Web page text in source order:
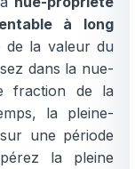
à long
de la valeur du
dans la nue-
fraction de la
la pleine-
une période
la pleine